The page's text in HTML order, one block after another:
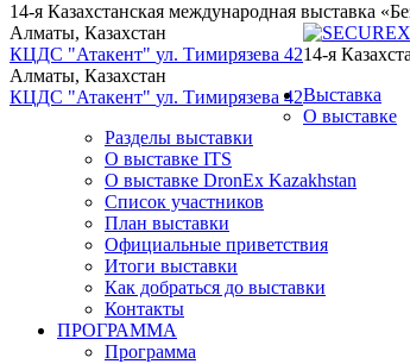
14-я Казахстанская международная выставка
Алматы, Казахстан
КЦДС "Атакент" ул. Тимирязева 4214-я
Алматы, Казахстан
КЦДС "Атакент" ул. Тимирязева 42Выставка
О выставке
Разделы выставки
О выставке ITS
О выставке DronEx Kazakhstan
Список участников
План выставки
Официальные приветствия
Итоги выставки
Как добраться до выставки
Контакты
ПРОГРАММА
Программа